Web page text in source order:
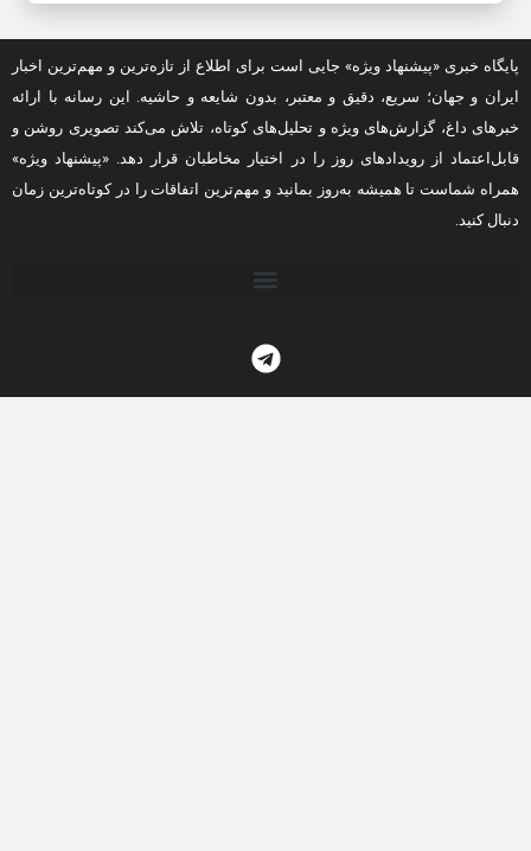
پایگاه خبری «پیشنهاد ویژه» جایی است برای اطلاع از تازه‌ترین و مهم‌ترین اخبار
ایران و جهان؛ سریع، دقیق و معتبر، بدون شایعه و حاشیه. این رسانه با ارائه
خبرهای داغ، گزارش‌های ویژه و تحلیل‌های کوتاه، تلاش می‌کند تصویری روشن و
قابل‌اعتماد از رویدادهای روز را در اختیار مخاطبان قرار دهد. «پیشنهاد ویژه»
همراه شماست تا همیشه به‌روز بمانید و مهم‌ترین اتفاقات را در کوتاه‌ترین زمان
دنبال کنید.